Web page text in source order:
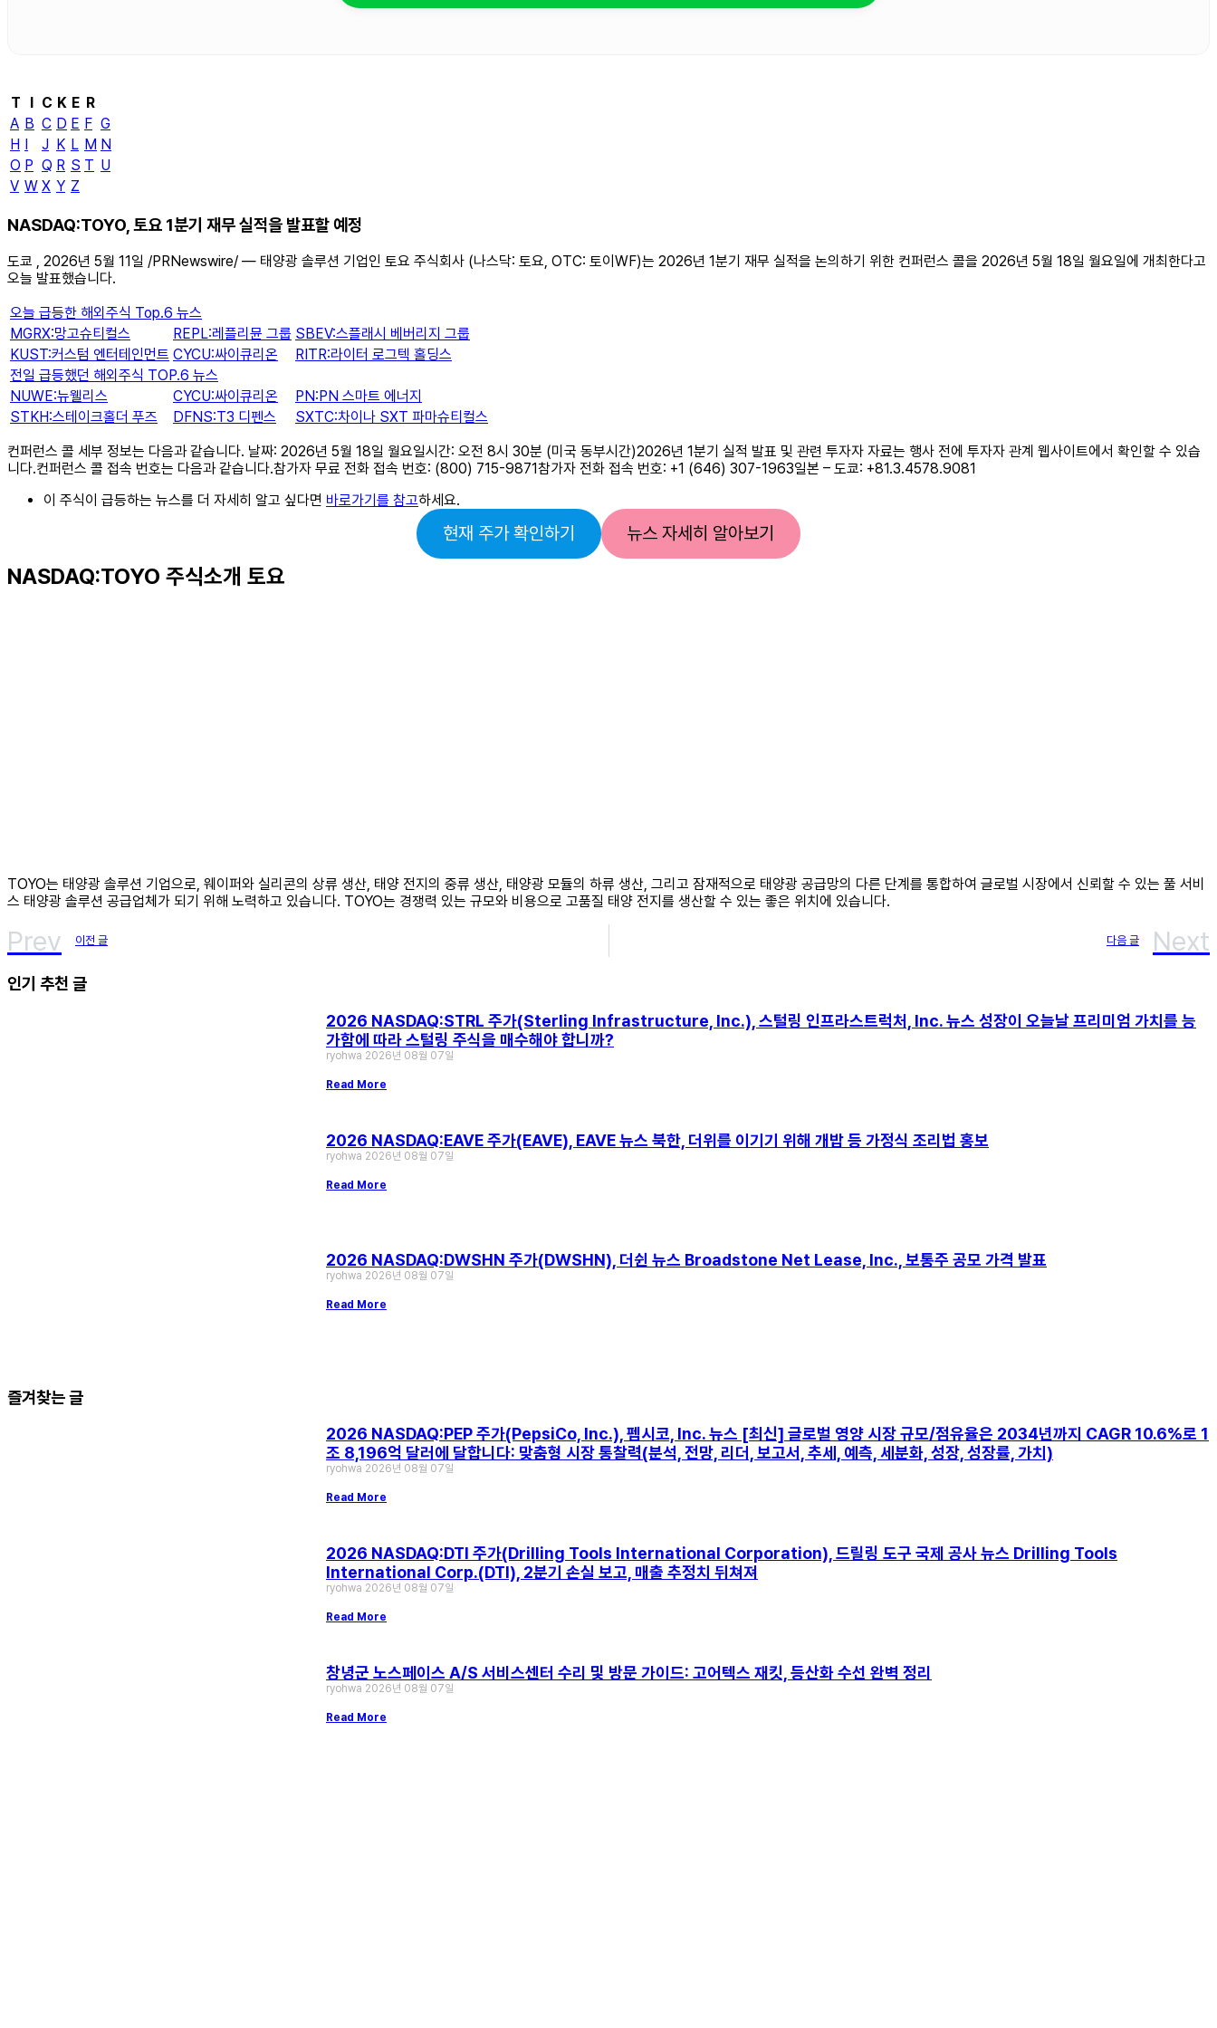
T C K E R
A B C D E F G
H
J K L M N
O P Q R S T U
V W X Y Z
NASDAQ:TOYO, 토요 1분기 재무 실적을 발표할 예정
도쿄 , 2026년 5월 11일 /PRNewswire/ — 태양광 솔루션 기업인 토요 주식회사 (나스닥: 토요, OTC: 토이WF)는 2026년 1분기 재무 실적을 논의하기 위한 컨퍼런스 콜을 2026년 5월 18일 월요일에 개최한다고
오늘 발표했습니다.
오늘 급등한 해외주식 Top.6 뉴스
MGRX:망고슈티컬스
REPL:레플리뮨 그룹 SBEV:스플래시 베버리지 그룹
KUST:커스텀 엔터테인먼트 CYCU:싸이큐리온
RITR:라이터 로그텍 홀딩스
전일 급등했던 해외주식 TOP.6 뉴스
NUWE:뉴웰리스
CYCU:싸이큐리온
PN:PN 스마트 에너지
STKH:스테이크홀더 푸즈
DFNS:T3 디펜스
SXTC:차이나 SXT 파마슈티컬스
컨퍼런스 콜 세부 정보는 다음과 같습니다. 날짜: 2026년 5월 18일 월요일시간: 오전 8시 30분 (미국 동부시간)2026년 1분기 실적 발표 및 관련 투자자 자료는 행사 전에 투자자 관계 웹사이트에서 확인할 수 있습
니다.컨퍼런스 콜 접속 번호는 다음과 같습니다.참가자 무료 전화 접속 번호: (800) 715-9871참가자 전화 접속 번호: +1 (646) 307-1963일본 – 도쿄: +81.3.4578.9081
이 주식이 급등하는 뉴스를 더 자세히 알고 싶다면 바로가기를 참고하세요.
현재 주가 확인하기 뉴스 자세히 알아보기
NASDAQ:TOYO 주식소개 토요
TOYO는 태양광 솔루션 기업으로, 웨이퍼와 실리콘의 상류 생산, 태양 전지의 중류 생산, 태양광 모듈의 하류 생산, 그리고 잠재적으로 태양광 공급망의 다른 단계를 통합하여 글로벌 시장에서 신뢰할 수 있는 풀 서비
스 태양광 솔루션 공급업체가 되기 위해 노력하고 있습니다. TOYO는 경쟁력 있는 규모와 비용으로 고품질 태양 전지를 생산할 수 있는 좋은 위치에 있습니다.
Prev 이전 글 다음 글 Next
인기 추천 글
2026 NASDAQ:STRL 주가(Sterling Infrastructure, Inc.), 스털링 인프라스트럭처, Inc. 뉴스 성장이 오늘날 프리미엄 가치를 능
가함에 따라 스털링 주식을 매수해야 합니까?
ryohwa 2026년 08월 07일
Read More
2026 NASDAQ:EAVE 주가(EAVE), EAVE 뉴스 북한, 더위를 이기기 위해 개밥 등 가정식 조리법 홍보
ryohwa 2026년 08월 07일
Read More
2026 NASDAQ:DWSHN 주가(DWSHN), 더쉰 뉴스 Broadstone Net Lease, Inc., 보통주 공모 가격 발표
ryohwa 2026년 08월 07일
Read More
즐겨찾는 글
2026 NASDAQ:PEP 주가(PepsiCo, Inc.), 펩시코, Inc. 뉴스 [최신] 글로벌 영양 시장 규모/점유율은 2034년까지 CAGR 10.6%로 1
조 8,196억 달러에 달합니다: 맞춤형 시장 통찰력(분석, 전망, 리더, 보고서, 추세, 예측, 세분화, 성장, 성장률, 가치)
ryohwa 2026년 08월 07일
Read More
2026 NASDAQ:DTI 주가(Drilling Tools International Corporation), 드릴링 도구 국제 공사 뉴스 Drilling Tools
International Corp.(DTI), 2분기 손실 보고, 매출 추정치 뒤쳐져
ryohwa 2026년 08월 07일
Read More
창녕군 노스페이스 A/S 서비스센터 수리 및 방문 가이드: 고어텍스 재킷, 등산화 수선 완벽 정리
ryohwa 2026년 08월 07일
Read More